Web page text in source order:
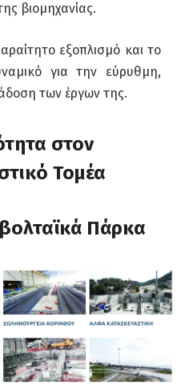
βιομηχανίας.
εξοπλισμό και το
για την εύρυθμη,
των έργων της.
στον
Τομέα
Πάρκα